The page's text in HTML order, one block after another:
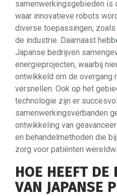
samenwerkingsgebieden is
waar innovatieve robots
diverse toepassingen,
de industrie. Daarnaast
Japanse bedrijven
energieprojecten, waarbij
ontwikkeld om de overgang
versnellen. Ook op het
technologie zijn er
samenwerkingsverbanden
ontwikkeling van
en behandelmethoden die
zorg voor patiënten
HOE HEEFT
VAN JAPANSE